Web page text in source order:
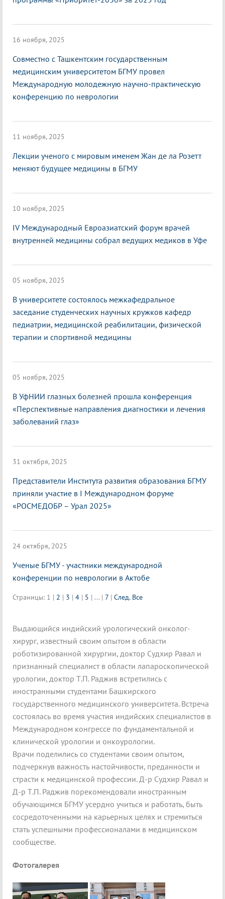
16 ноября, 2025
Совместно с Ташкентским государственным
медицинским университетом БГМУ провел
Международную молодежную научно-практическую
конференцию по неврологии
11 ноября, 2025
Лекции ученого с мировым именем Жан де ла Розетт
меняют будущее медицины в БГМУ
10 ноября, 2025
IV Международный Евроазиатский форум врачей
внутренней медицины собрал ведущих медиков в Уфе
05 ноября, 2025
В университете состоялось межкафедральное
заседание студенческих научных кружков кафедр
педиатрии, медицинской реабилитации, физической
терапии и спортивной медицины
05 ноября, 2025
В УфНИИ глазных болезней прошла конференция
«Перспективные направления диагностики и лечения
заболеваний глаз»
31 октября, 2025
Представители Института развития образования БГМУ
приняли участие в I Международном форуме
«РОСМЕДОБР – Урал 2025»
24 октября, 2025
Ученые БГМУ - участники международной
конференции по неврологии в Актобе
Страницы: 1 | 2 | 3 | 4 | 5 | ... | 7 | След. Все
Выдающийся индийский урологический онколог-
хирург, известный своим опытом в области
роботизированной хирургии, доктор Судхир Равал и
признанный специалист в области лапароскопической
урологии, доктор Т.П. Раджив встретились с
иностранными студентами Башкирского
государственного медицинского университета. Встреча
состоялась во время участия индийских специалистов в
Международном конгрессе по фундаментальной и
клинической урологии и онкоурологии.
Врачи поделились со студентами своим опытом,
подчеркнув важность настойчивости, преданности и
страсти к медицинской профессии. Д-р Судхир Равал и
Д-р Т.П. Раджив порекомендовали иностранным
обучающимся БГМУ усердно учиться и работать, быть
сосредоточенными на карьерных целях и стремиться
стать успешными профессионалами в медицинском
сообществе.
Фотогалерея